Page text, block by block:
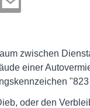
zwischen
einer
oder den